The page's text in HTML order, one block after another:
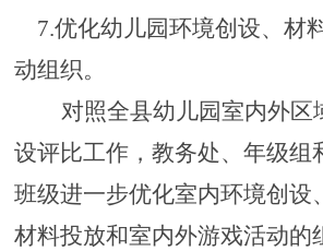
7.优化幼儿园环境创设、 材
动组织。
对照全县幼儿园室内外区
设评比工作，教务处、年级组
班级进一步优化室内环境创设
材料投放和室内外游戏活动的